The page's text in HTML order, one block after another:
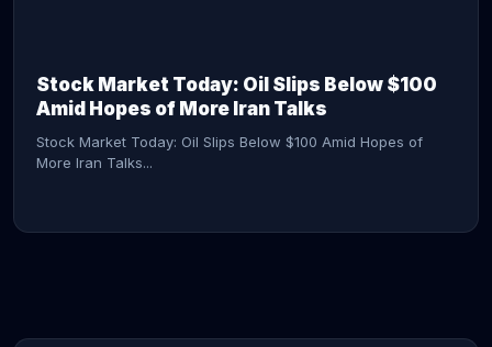
Stock Market Today: Oil Slips Below $100
Amid Hopes of More Iran Talks
Stock Market Today: Oil Slips Below $100 Amid Hopes of
More Iran Talks...